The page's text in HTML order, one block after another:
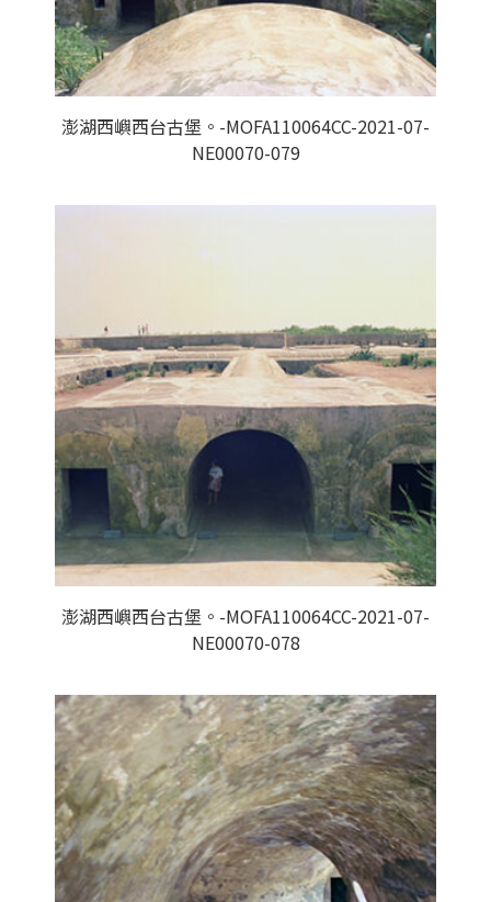
澎湖西嶼西台古堡。-MOFA110064CC-2021-07-
NE00070-079
澎湖西嶼西台古堡。-MOFA110064CC-2021-07-
NE00070-078